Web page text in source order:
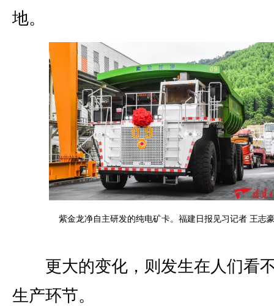
地。
紫金龙净自主研发的纯电矿卡。福建日报见习记者 王志
更大的变化，则发生在人们看
生产环节。